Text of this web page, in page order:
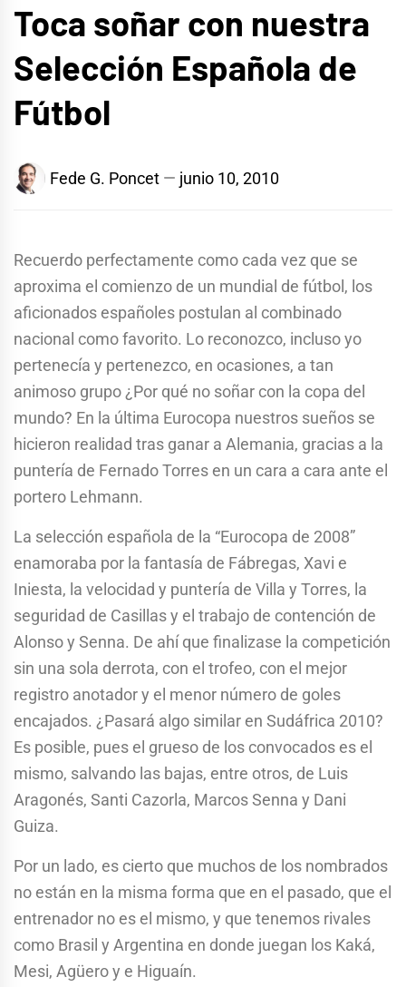
Toca soñar con nuestra
Selección Española de
Fútbol
Fede G. Poncet junio 10, 2010
Recuerdo perfectamente como cada vez que se
aproxima el comienzo de un mundial de fútbol, los
aficionados españoles postulan al combinado
nacional como favorito. Lo reconozco, incluso yo
pertenecía y pertenezco, en ocasiones, a tan
animoso grupo ¿Por qué no soñar con la copa del
mundo? En la última Eurocopa nuestros sueños se
hicieron realidad tras ganar a Alemania, gracias a la
puntería de Fernado Torres en un cara a cara ante el
portero Lehmann.
La selección española de la “Eurocopa de 2008”
enamoraba por la fantasía de Fábregas, Xavi e
Iniesta, la velocidad y puntería de Villa y Torres, la
seguridad de Casillas y el trabajo de contención de
Alonso y Senna. De ahí que finalizase la competición
sin una sola derrota, con el trofeo, con el mejor
registro anotador y el menor número de goles
encajados. ¿Pasará algo similar en Sudáfrica 2010?
Es posible, pues el grueso de los convocados es el
mismo, salvando las bajas, entre otros, de Luis
Aragonés, Santi Cazorla, Marcos Senna y Dani
Guiza.
Por un lado, es cierto que muchos de los nombrados
no están en la misma forma que en el pasado, que el
entrenador no es el mismo, y que tenemos rivales
como Brasil y Argentina en donde juegan los Kaká,
Mesi, Agüero y e Higuaín.